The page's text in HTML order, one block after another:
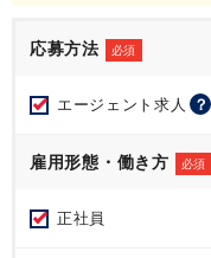
応募方法 必須
エージェント求人 ？
雇用形態・働き方 必須
正社員